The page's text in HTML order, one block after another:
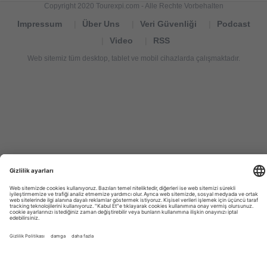
Copyright 2020 Tourexpi.com - Alle Rechte Vorbehalten
Impressum Über Uns Veri Güvenliği
Podcast
Video
RSS
Web sitemiz tüm desktop, tablet ve mobil cihazlarda çalışmaktadır.
de
Nachrichten,
новости
туризма,
tourism